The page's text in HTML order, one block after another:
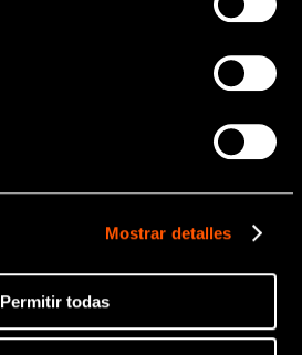
Mostrar detalles
Permitir todas